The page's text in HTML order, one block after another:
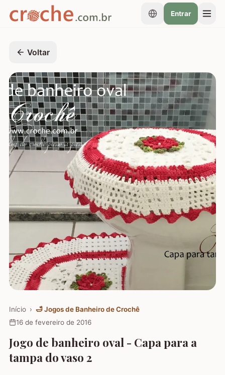
Entrar
Voltar
Início › 🛁 Jogos de Banheiro de Crochê
16 de fevereiro de 2016
Jogo de banheiro oval - Capa para a
tampa do vaso 2